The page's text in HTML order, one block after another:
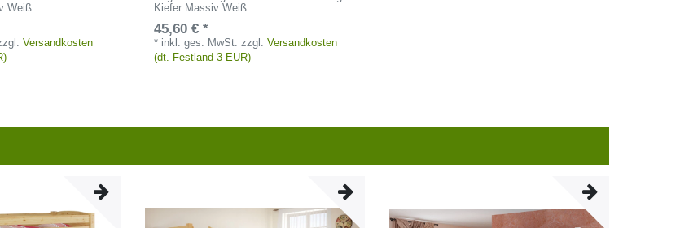
Weiß
Versandkosten
Kiefer Massiv Weiß
45,60 € *
* inkl. ges. MwSt. zzgl.Versandkosten
(dt. Festland 3 EUR)